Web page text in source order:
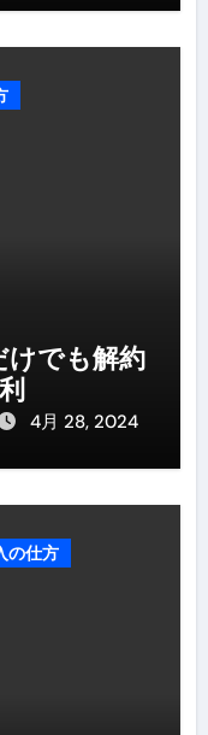
けでも解約
4月 28, 2024
の仕方